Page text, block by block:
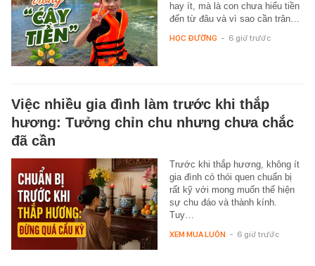
hay ít, mà là con chưa hiểu tiền
đến từ đâu và vì sao cần trân…
HỌC ĐƯỜNG - 6 giờ trước
Việc nhiều gia đình làm trước khi thắp
hương: Tưởng chỉn chu nhưng chưa chắc
đã cần
Trước khi thắp hương, không ít
gia đình có thói quen chuẩn bị
rất kỹ với mong muốn thể hiện
sự chu đáo và thành kính.
Tuy…
XEM MUA LUÔN - 6 giờ trước